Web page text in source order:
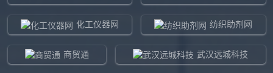
化工仪器网 纺织助剂网
商贸通 武汉远城科技